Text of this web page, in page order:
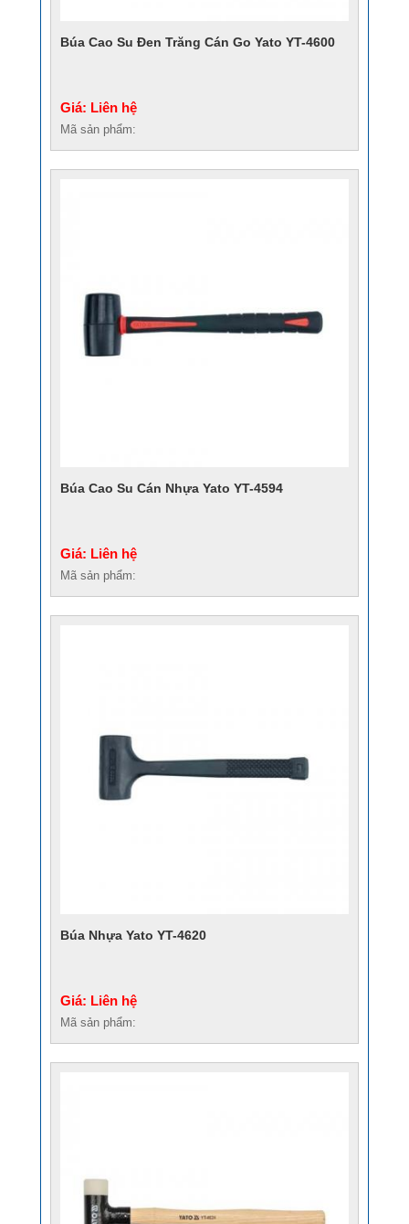
Búa Cao Su Đen Trăng Cán Go Yato YT-4600
Giá: Liên hệ
Mã sản phẩm:
Búa Cao Su Cán Nhựa Yato YT-4594
Giá: Liên hệ
Mã sản phẩm:
Búa Nhựa Yato YT-4620
Giá: Liên hệ
Mã sản phẩm: